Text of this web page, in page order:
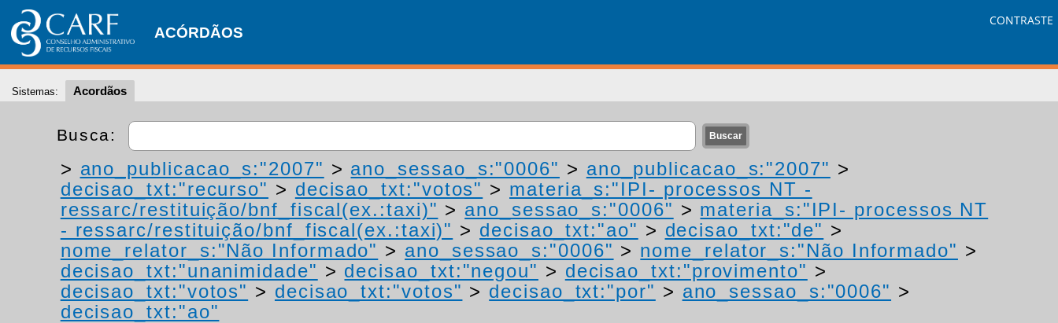
ACÓRDÃOS
CONTRASTE
Sistemas: Acordãos
Busca:
> ano_publicacao_s:"2007" > ano_sessao_s:"0006" > ano_publicacao_s:"2007" >
decisao_txt:"recurso" > decisao_txt:"votos" > materia_s:"IPI- processos NT -
ressarc/restituição/bnf_fiscal(ex.:taxi)" > ano_sessao_s:"0006" > materia_s:"IPI- processos NT
- ressarc/restituição/bnf_fiscal(ex.:taxi)" > decisao_txt:"ao" > decisao_txt:"de" >
nome_relator_s:"Não Informado" > ano_sessao_s:"0006" > nome_relator_s:"Não Informado" >
decisao_txt:"unanimidade" > decisao_txt:"negou" > decisao_txt:"provimento" >
decisao_txt:"votos" > decisao_txt:"votos" > decisao_txt:"por" > ano_sessao_s:"0006" >
decisao_txt:"ao"